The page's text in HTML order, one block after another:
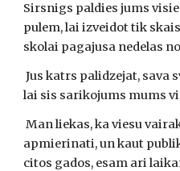
Sirsnigs paldies jums
pulem, lai izveidot tik
skolai pagajusa nedelas
Jus katrs palidzejat, sava svariga vieta un aktivitates,
lai sis sarikojums mums
Man liekas, ka viesu vairakums bija loti labi
apmierinati, un kaut
citos gados, esam ari